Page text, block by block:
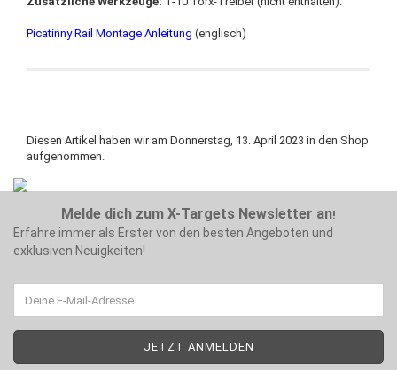
Picatinny Rail Montage Anleitung (englisch)
Diesen Artikel haben wir am Donnerstag, 13. April 2023 in den Shop
aufgenommen.
Melde dich zum X-Targets Newsletter an!
Erfahre immer als Erster von den besten Angeboten und
exklusiven Neuigkeiten!